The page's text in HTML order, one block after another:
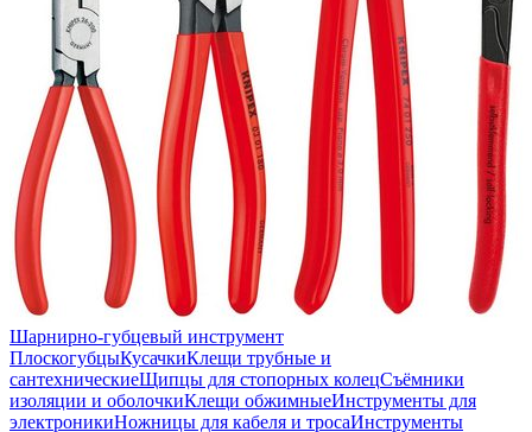
Шарнирно-губцевый инструмент
ПлоскогубцыКусачкиКлещи трубные и
сантехническиеЩипцы для стопорных колецСъёмники
изоляции и оболочкиКлещи обжимныеИнструменты для
электроникиНожницы для кабеля и тросаИнструменты